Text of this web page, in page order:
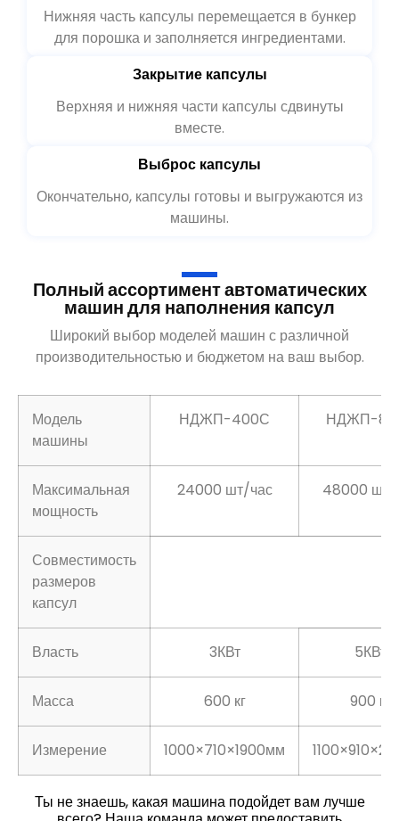
Нижняя часть капсулы перемещается в бункер
для порошка и заполняется ингредиентами.
Закрытие капсулы
Верхняя и нижняя части капсулы сдвинуты
вместе.
Выброс капсулы
Окончательно, капсулы готовы и выгружаются из
машины.
Полный ассортимент автоматических
машин для наполнения капсул
Широкий выбор моделей машин с различной
производительностью и бюджетом на ваш выбор.
Модель
машины
НДЖП-400С НДЖП-
Максимальная
мощность
24000 шт/час 48000 шт/
Совместимость
размеров
капсул
Власть 3КВт 5КВт
Масса 600 кг 900 кг
Измерение 1000×710×1900мм
Ты не знаешь, какая машина подойдет вам лучше